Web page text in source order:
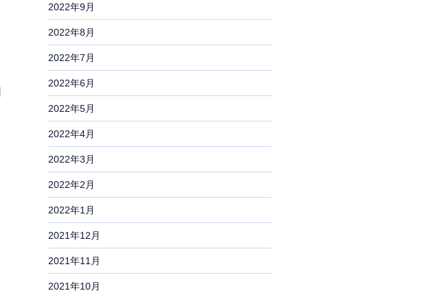
2022年9月
2022年8月
2022年7月
2022年6月
2022年5月
2022年4月
2022年3月
2022年2月
2022年1月
2021年12月
2021年11月
2021年10月